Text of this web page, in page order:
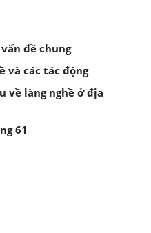
đề chung
và các tác động
về làng nghề ở địa
61